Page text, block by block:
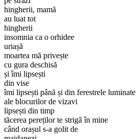
hingherii, mamă
au luat tot
hingherii
insomnia ca o orhidee
uriașă
moartea mă privește
cu gura deschisă
și îmi lipsești
din vise
îmi lipsești până și din ferestrele luminate
ale blocurilor de vizavi
lipsești din timp
tăcerea pereților te strigă în mine
când orașul s-a golit de